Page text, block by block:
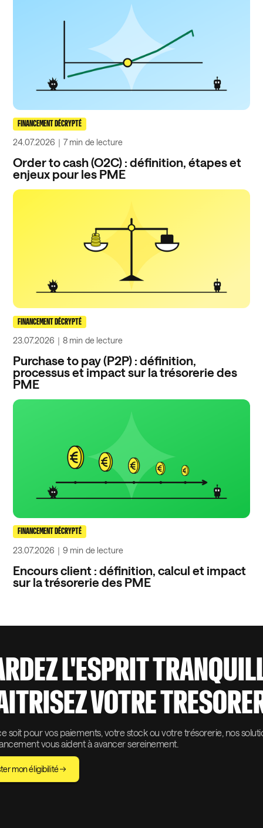
FINANCEMENT DÉCRYPTÉ
24.07.2026 ｜7 min de lecture
Order to cash (O2C) : définition, étapes et
enjeux pour les PME
FINANCEMENT DÉCRYPTÉ
23.07.2026 ｜8 min de lecture
Purchase to pay (P2P) : définition,
processus et impact sur la trésorerie des
PME
FINANCEMENT DÉCRYPTÉ
23.07.2026 ｜9 min de lecture
Encours client : définition, calcul et impact
sur la trésorerie des PME
L'ESPRIT
VOTRE
soit pour vos paiements, votre stock ou votre trésorerie, nos
vous aident à avancer sereinement.
mon éligibilité